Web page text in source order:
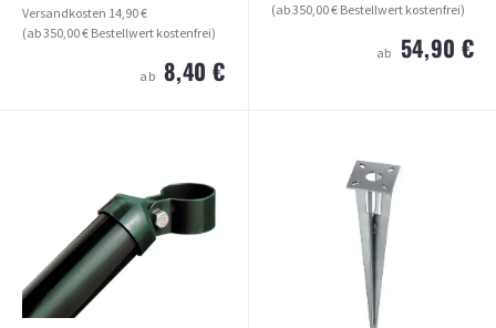
Versandkosten 14,90 €
(ab 350,00 € Bestellwert kostenfrei)
ab 8,40 €
14,90 €
(ab 350,00 € Bestellwert kostenfrei)
ab
ARTIKEL ANSEHEN
(ab 350,00 € Bestellwert kostenfrei)
ab 54,90 €
PRO® (25 STÜCK)
14,90 €
(ab 350,00 € Bestellwert kostenfrei)
ab
ARTIKEL ANSEHEN